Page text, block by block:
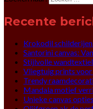
Recente
Krokodil
Santorini canvas:
Stijlvolle
Vliegtuig prints
Trendy
Mandala motief
Unieke canvas